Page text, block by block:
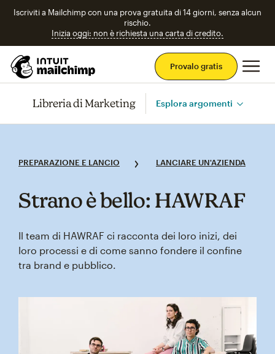
Iscriviti a Mailchimp con una prova gratuita di 14 giorni, senza alcun
rischio.
Inizia oggi: non è richiesta una carta di credito.
Provalo gratis
Libreria di Marketing Esplora argomenti
PREPARAZIONE E LANCIO LANCIARE UN'AZIENDA
Strano è bello: HAWRAF
Il team di HAWRAF ci racconta dei loro inizi, dei
loro processi e di come sanno fondere il confine
tra brand e pubblico.